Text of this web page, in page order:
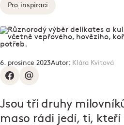
Pro inspiraci
6. prosince 2023Autor: Klára Kvitová
Jsou tři druhy
maso rádi jedí, ti, kteří